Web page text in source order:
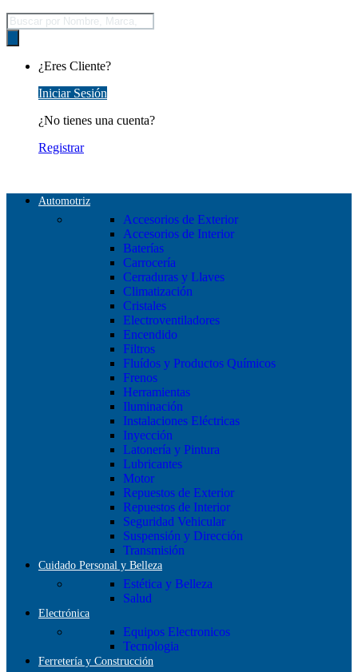
Búsqueda
de
productos
¿Eres Cliente?
Iniciar Sesión
¿No tienes una cuenta?
Registrar
Automotriz
Accesorios de Exterior
Accesorios de Interior
Baterías
Carrocería
Cerraduras y Llaves
Climatización
Cristales
Electroventiladores
Encendido
Filtros
Fluídos y Productos Químicos
Frenos
Herramientas
Iluminación
Instalaciones Eléctricas
Inyección
Latonería y Pintura
Lubricantes
Motor
Repuestos de Exterior
Repuestos de Interior
Seguridad Vehicular
Suspensión y Dirección
Transmisión
Cuidado Personal y Belleza
Estética y Belleza
Salud
Electrónica
Equipos Electronicos
Tecnologia
Ferretería y Construcción